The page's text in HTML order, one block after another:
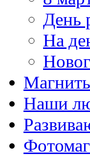
День
На
Наши